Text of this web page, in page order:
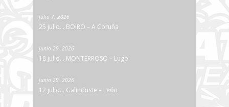
julio 7, 2026
25 julio… BOIRO – A Coruña
junio 29, 2026
18 julio… MONTERROSO – Lugo
junio 29, 2026
12 julio… Galinduste – León